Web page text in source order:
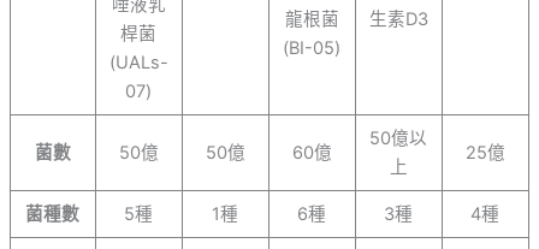
唾液乳
桿菌
(UALs-
07)
龍根菌
(BI-05)
生素D3
菌數 50億 50億 60億
50億以
上
25億
菌種數 5種 1種 6種 3種 4種